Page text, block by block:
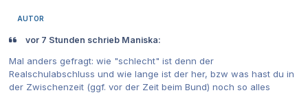
AUTOR
vor 7 Stunden schrieb Maniska:
Mal anders gefragt: wie "schlecht" ist denn der
Realschulabschluss und wie lange ist der her, bzw was hast du in
der Zwischenzeit (ggf. vor der Zeit beim Bund) noch so alles